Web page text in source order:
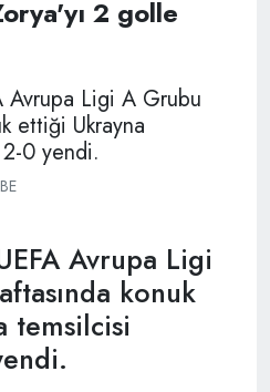
2 golle
Avrupa Ligi A Grubu
ettiği Ukrayna
0 yendi.
Avrupa Ligi
konuk
temsilcisi